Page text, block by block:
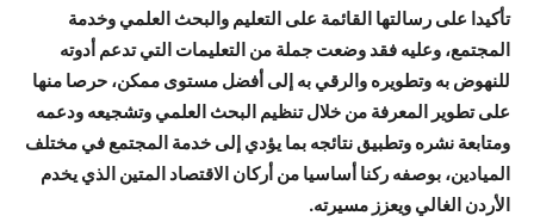
تأكيدا على رسالتها القائمة على التعليم والبحث العلمي وخدمة
المجتمع، وعليه فقد وضعت جملة من التعليمات التي تدعم أدوته
للنهوض به وتطويره والرقي به إلى أفضل مستوى ممكن، حرصا منها
على تطوير المعرفة من خلال تنظيم البحث العلمي وتشجيعه ودعمه
ومتابعة نشره وتطبيق نتائجه بما يؤدي إلى خدمة المجتمع في مختلف
الميادين، بوصفه ركنا أساسيا من أركان الاقتصاد المتين الذي يخدم
الأردن الغالي ويعزز مسيرته.